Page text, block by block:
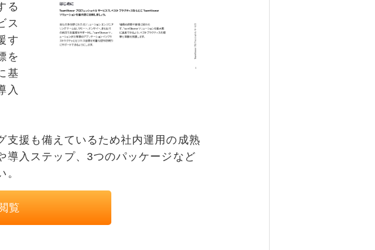
る
ス
す
を
基
入
援も備えているため社内運用の成熟
導入ステップ、3つのパッケージなど
覧